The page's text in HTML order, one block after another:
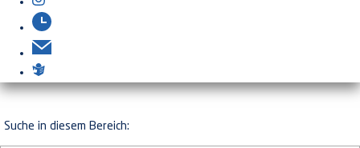
Suche in diesem Bereich: